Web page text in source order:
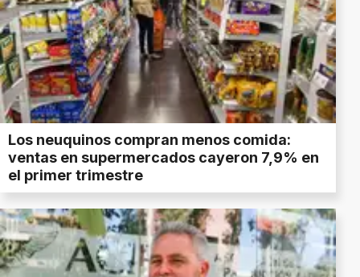
Los neuquinos compran menos comida:
ventas en supermercados cayeron 7,9% en
el primer trimestre